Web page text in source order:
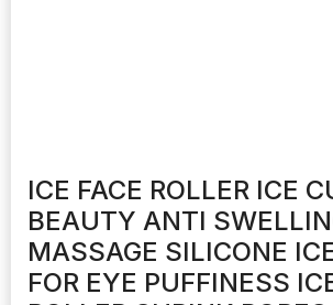
ICE FACE ROLLER ICE
BEAUTY ANTI
MASSAGE SILICONE
FOR EYE PUFFINESS